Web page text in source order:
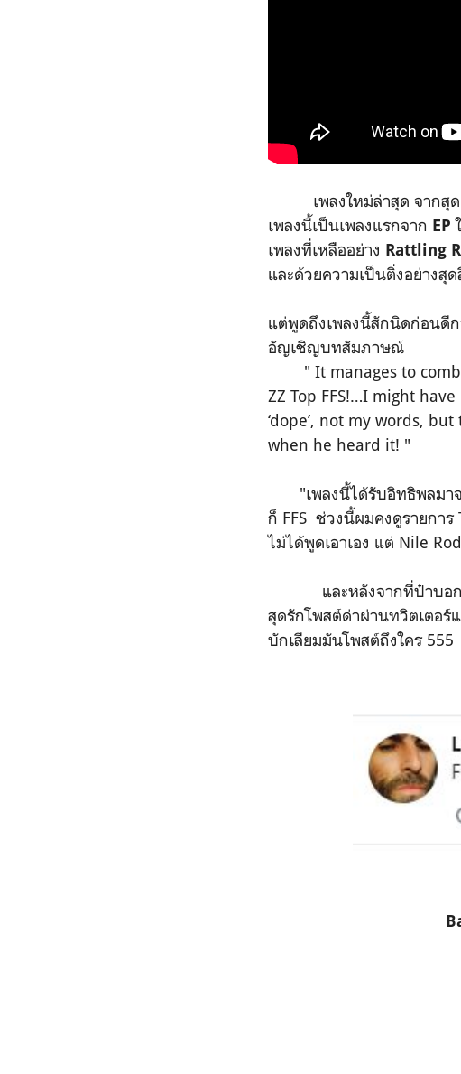
เพลงใหม่ล่าสุด จาก
เพลงนี้เป็นเพลงแรกจาก EP
เพลงที่เหลืออย่าง Rattling
และด้วยความเป็นติ่งอย่างสุ
แต่พูดถึงเพลงนี้สักนิดก่อนดี
อัญเชิญบทสัมภาษณ์
" It manages to
ZZ Top FFS!…I might
‘dope’, not my words,
when he heard it! "
"เพลงนี้ได้รับอิทธิพลมาจ
ก็ FFS ช่วงนี้ผมคงดูรายการ
ไม่ได้พูดเอาเอง แต่ Nile
และหลังจากที่ป๋าบอกว่า
สุดรักโพสต์ด่าผ่านทวิตเตอร์
บักเลียมมันโพสต์ถึงใคร 555